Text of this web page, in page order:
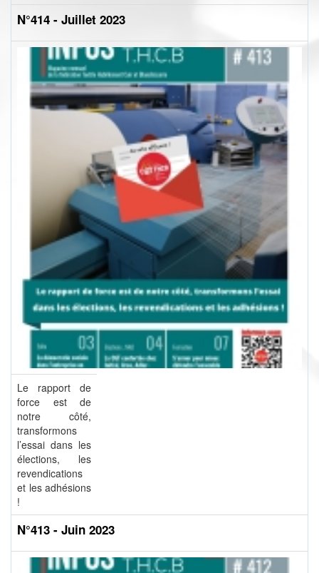
N°414 - Juillet 2023
Le rapport de
force est de
notre côté,
transformons
l’essai dans les
élections, les
revendications
et les adhésions
!
N°413 - Juin 2023